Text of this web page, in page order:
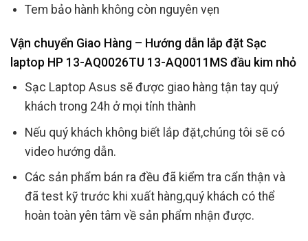
Tem bảo hành không còn nguyên vẹn
Vận chuyển Giao Hàng – Hướng dẫn lắp đặt Sạc
laptop HP 13-AQ0026TU 13-AQ0011MS đầu kim nhỏ
Sạc Laptop Asus sẽ được giao hàng tận tay quý
khách trong 24h ở mọi tỉnh thành
Nếu quý khách không biết lắp đặt,chúng tôi sẽ có
video hướng dẫn.
Các sản phẩm bán ra đều đã kiểm tra cẩn thận và
đã test kỹ trước khi xuất hàng,quý khách có thể
hoàn toàn yên tâm về sản phẩm nhận được.